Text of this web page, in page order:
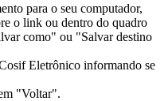
para o seu computador,
o link ou dentro do quadro
como" ou "Salvar destino
Eletrônico informando se
"Voltar".